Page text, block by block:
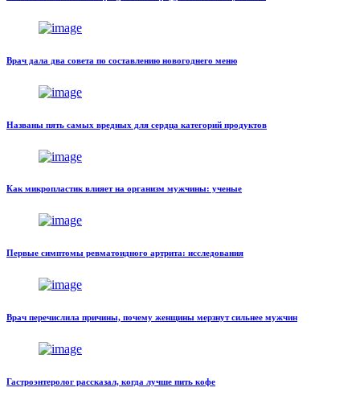
Врач дала два совета по составлению новогоднего меню
Названы пять самых вредных для сердца категорий продуктов
Как микропластик влияет на организм мужчины: ученые
Первые симптомы ревматоидного артрита: исследования
Врач перечислила причины, почему женщины мерзнут сильнее мужчин
Гастроэнтеролог рассказал, когда лучше пить кофе